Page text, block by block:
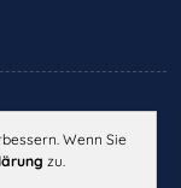
Wenn Sie
zu.